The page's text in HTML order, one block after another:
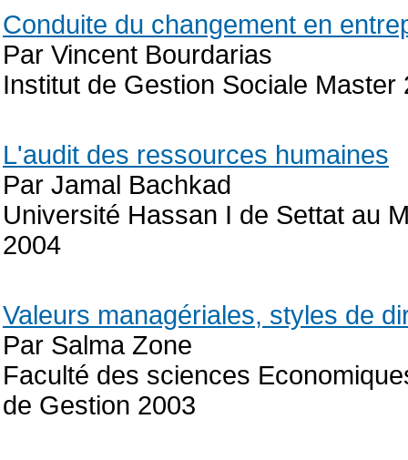
Conduite du changement en
Par Vincent Bourdarias
Institut de Gestion Sociale
L'audit des ressources humaines
Par Jamal Bachkad
Université Hassan I de Settat au
2004
Valeurs managériales, styles de
Par Salma Zone
Faculté des sciences
de Gestion 2003